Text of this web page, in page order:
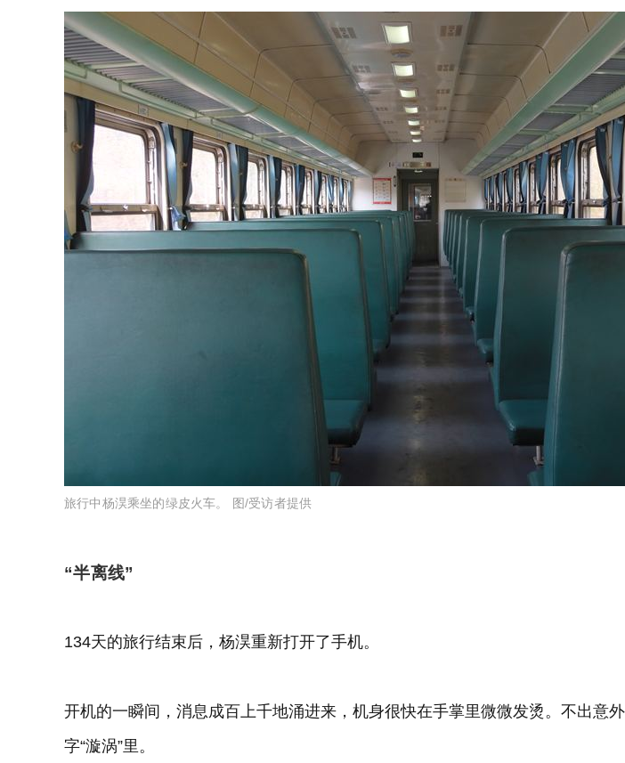
旅行中杨淏乘坐的绿皮火车。 图/受访者提供
“半离线”
134天的旅行结束后，杨淏重新打开了手机。
开机的一瞬间，消息成百上千地涌进来，机身很快在手掌里微微发烫。不出意
字“漩涡”里。